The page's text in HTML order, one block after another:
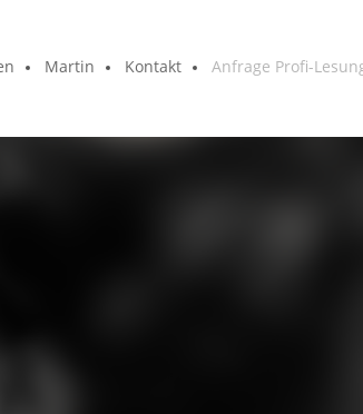
Martin Kontakt Anfrage Profi-